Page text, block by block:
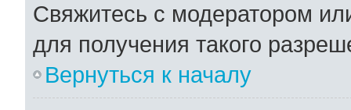
Свяжитесь с модератором
для получения такого
Вернуться к началу